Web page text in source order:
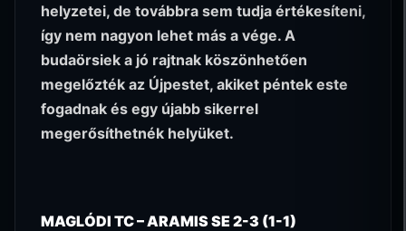
helyzetei, de továbbra sem tudja értékesíteni,
így nem nagyon lehet más a vége. A
budaörsiek a jó rajtnak köszönhetően
megelőzték az Újpestet, akiket péntek este
fogadnak és egy újabb sikerrel
megerősíthetnék helyüket.
MAGLÓDI TC – ARAMIS SE 2-3 (1-1)